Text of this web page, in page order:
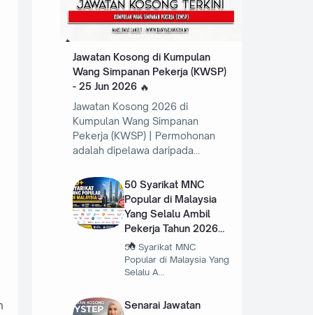
Jawatan Kosong di Kumpulan
Wang Simpanan Pekerja (KWSP)
- 25 Jun 2026
Jawatan Kosong 2026 di
Kumpulan Wang Simpanan
Pekerja (KWSP) | Permohonan
adalah dipelawa daripada…
50 Syarikat MNC
Popular di Malaysia
Yang Selalu Ambil
Pekerja Tahun 2026
50 Syarikat MNC
Popular di Malaysia Yang
Selalu A…
Senarai Jawatan